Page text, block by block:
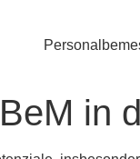
in